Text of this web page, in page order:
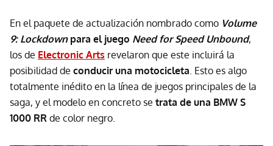
En el paquete de actualización nombrado como Volume
9: Lockdown para el juego Need for Speed Unbound,
los de Electronic Arts revelaron que este incluirá la
posibilidad de conducir una motocicleta. Esto es algo
totalmente inédito en la línea de juegos principales de la
saga, y el modelo en concreto se trata de una BMW S
1000 RR de color negro.